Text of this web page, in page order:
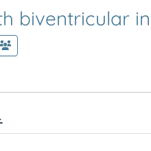
biventricular